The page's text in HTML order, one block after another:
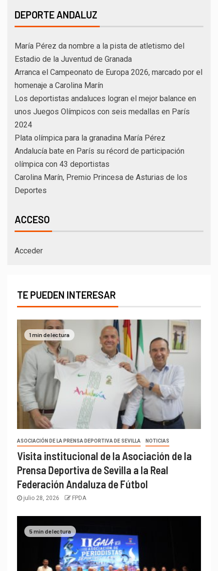
DEPORTE ANDALUZ
María Pérez da nombre a la pista de atletismo del
Estadio de la Juventud de Granada
Arranca el Campeonato de Europa 2026, marcado por el
homenaje a Carolina Marín
Los deportistas andaluces logran el mejor balance en
unos Juegos Olímpicos con seis medallas en París
2024
Plata olímpica para la granadina María Pérez
Andalucía bate en París su récord de participación
olímpica con 43 deportistas
Carolina Marín, Premio Princesa de Asturias de los
Deportes
ACCESO
Acceder
TE PUEDEN INTERESAR
1 min de lectura
ASOCIACIÓN DE LA PRENSA DEPORTIVA DE SEVILLA NOTICIAS
Visita institucional de la Asociación de la
Prensa Deportiva de Sevilla a la Real
Federación Andaluza de Fútbol
julio 28, 2026 FPDA
5 min de lectura